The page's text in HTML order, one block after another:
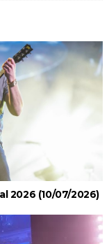
2026 (10/07/2026)